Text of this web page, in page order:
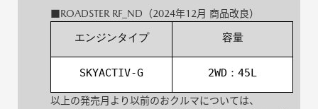
■ROADSTER RF_ND（2024年12月 商品改良）
エンジンタイプ 容量
SKYACTIV-G 2WD：45L
以上の発売月より以前のおクルマについては、